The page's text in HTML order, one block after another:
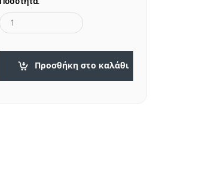
Προσθήκη στο καλάθι